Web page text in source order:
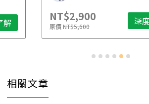
解 NT$2,900
原價NT$5,600 深
相關文章